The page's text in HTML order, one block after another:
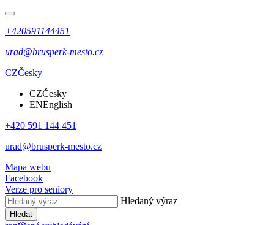
+420591144451
urad@brusperk-mesto.cz
CZČesky
CZČesky
ENEnglish
+420 591 144 451
urad@brusperk-mesto.cz
Mapa webu
Facebook
Verze pro seniory
Hledaný výraz
Hledat